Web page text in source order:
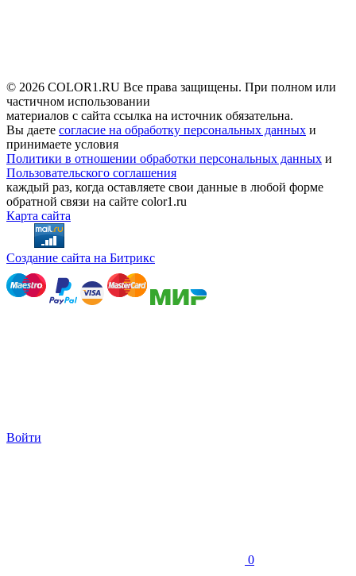
© 2026 COLOR1.RU Все права защищены. При полном или
частичном использовании
материалов с сайта ссылка на источник обязательна.
Вы даете согласие на обработку персональных данных и
принимаете условия
Политики в отношении обработки персональных данных и
Пользовательского соглашения
каждый раз, когда оставляете свои данные в любой форме
обратной связи на сайте color1.ru
Карта сайта
Создание сайта на Битрикс
Войти
0